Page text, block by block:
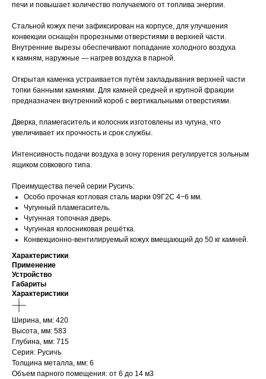
печи и повышает количество получаемого от топлива энергии.
Стальной кожух печи зафиксирован на корпусе, для улучшения
конвекции оснащён прорезными отверстиями в верхней части.
Внутренние вырезы обеспечивают попадание холодного воздуха
к камням, наружные — нагрев воздуха в парной.
Открытая каменка устраивается путём закладывания верхней части
топки банными камнями. Для камней средней и крупной фракции
предназначен внутренний короб с вертикальными отверстиями.
Дверка, пламегаситель и колосник изготовлены из чугуна, что
увеличивает их прочность и срок службы.
Интенсивность подачи воздуха в зону горения регулируется зольным
ящиком совкового типа.
Преимущества печей серии Русичъ:
Особо прочная котловая сталь марки 09Г2С 4−6 мм.
Чугунный пламегаситель.
Чугунная топочная дверь.
Чугунная колосниковая решётка.
Конвекционно-вентилируемый кожух вмещающий до 50 кг камней.
Характеристики
Применение
Устройство
Габариты
Характеристики
Ширина, мм: 420
Высота, мм: 583
Глубина, мм: 715
Серия: Русичъ
Толщина металла, мм: 6
Объем парного помещения: от 6 до 14 м3